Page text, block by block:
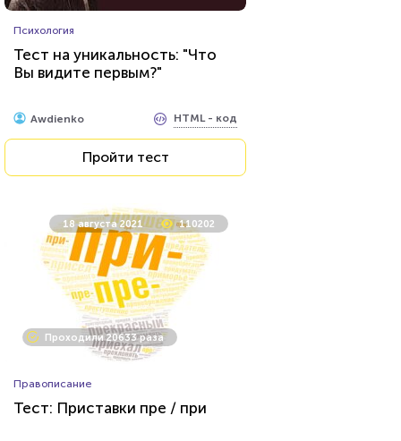
Игры
Тест по игре Dota 2
Пройти тест
10 сентября 2021
Проходили 2673 раза
Тест: Фиксики
Психология
Тест на уникальность: "Что
Вы видите первым?"
Awdienko HTML - код
Пройти тест
18 августа 2021 110202
Проходили 20633 раза
Правописание
Тест: Приставки пре / при